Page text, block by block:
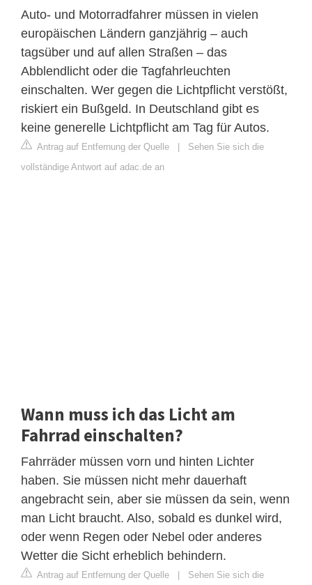
Auto- und Motorradfahrer müssen in vielen
europäischen Ländern ganzjährig – auch
tagsüber und auf allen Straßen – das
Abblendlicht oder die Tagfahrleuchten
einschalten. Wer gegen die Lichtpflicht verstößt,
riskiert ein Bußgeld. In Deutschland gibt es
keine generelle Lichtpflicht am Tag für Autos.
Antrag auf Entfernung der Quelle | Sehen Sie sich die
vollständige Antwort auf adac.de an
Wann muss ich das Licht am
Fahrrad einschalten?
Fahrräder müssen vorn und hinten Lichter
haben. Sie müssen nicht mehr dauerhaft
angebracht sein, aber sie müssen da sein, wenn
man Licht braucht. Also, sobald es dunkel wird,
oder wenn Regen oder Nebel oder anderes
Wetter die Sicht erheblich behindern.
Antrag auf Entfernung der Quelle | Sehen Sie sich die